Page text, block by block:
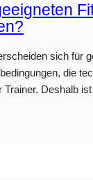
sich für
die
Deshalb